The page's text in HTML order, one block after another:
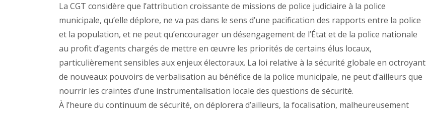
La CGT considère que l’attribution croissante de missions de police judiciaire à la police
municipale, qu’elle déplore, ne va pas dans le sens d’une pacification des rapports entre la police
et la population, et ne peut qu’encourager un désengagement de l’État et de la police nationale
au profit d’agents chargés de mettre en œuvre les priorités de certains élus locaux,
particulièrement sensibles aux enjeux électoraux. La loi relative à la sécurité globale en octroyant
de nouveaux pouvoirs de verbalisation au bénéfice de la police municipale, ne peut d’ailleurs que
nourrir les craintes d’une instrumentalisation locale des questions de sécurité.
À l’heure du continuum de sécurité, on déplorera d’ailleurs, la focalisation, malheureusement